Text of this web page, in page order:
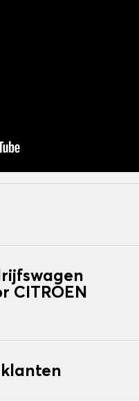
CITROEN
klanten